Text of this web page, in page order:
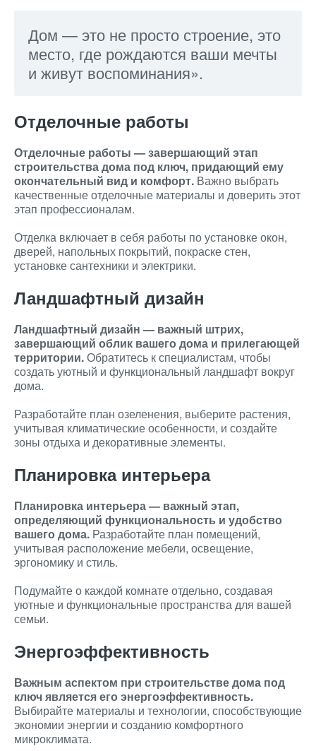
Дом — это не просто строение, это
место, где рождаются ваши мечты
и живут воспоминания».
Отделочные работы
Отделочные работы — завершающий этап
строительства дома под ключ, придающий ему
окончательный вид и комфорт. Важно выбрать
качественные отделочные материалы и доверить этот
этап профессионалам.
Отделка включает в себя работы по установке окон,
дверей, напольных покрытий, покраске стен,
установке сантехники и электрики.
Ландшафтный дизайн
Ландшафтный дизайн — важный штрих,
завершающий облик вашего дома и прилегающей
территории.Обратитесь к специалистам, чтобы
создать уютный и функциональный ландшафт вокруг
дома.
Разработайте план озеленения, выберите растения,
учитывая климатические особенности, и создайте
зоны отдыха и декоративные элементы.
Планировка интерьера
Планировка интерьера — важный этап,
определяющий функциональность и удобство
вашего дома. Разработайте план помещений,
учитывая расположение мебели, освещение,
эргономику и стиль.
Подумайте о каждой комнате отдельно, создавая
уютные и функциональные пространства для вашей
семьи.
Энергоэффективность
Важным аспектом при строительстве дома под
ключ является его энергоэффективность.
Выбирайте материалы и технологии, способствующие
экономии энергии и созданию комфортного
микроклимата.